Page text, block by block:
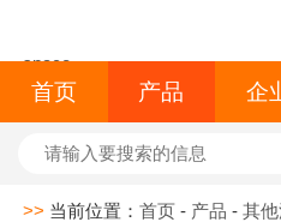
space
首页 产品 企
>> 当前位置：首页 - 产品 -其